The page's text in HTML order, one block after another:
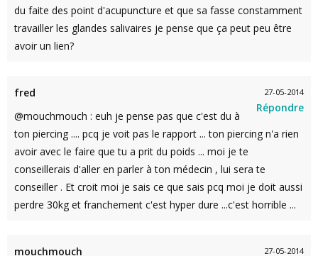
du faite des point d'acupuncture et que sa fasse constamment
travailler les glandes salivaires je pense que ça peut peu être
avoir un lien?
27-05-2014
Répondre
fred
@mouchmouch : euh je pense pas que c'est du à
ton piercing .... pcq je voit pas le rapport ... ton piercing n'a rien
avoir avec le faire que tu a prit du poids ... moi je te
conseillerais d'aller en parler à ton médecin , lui sera te
conseiller . Et croit moi je sais ce que sais pcq moi je doit aussi
perdre 30kg et franchement c'est hyper dure ...c'est horrible ...
27-05-2014
mouchmouch